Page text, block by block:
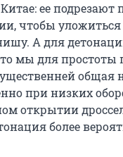
ее подрезают
чтобы
А для
мы для простоты
общая
при низких
открытии
более